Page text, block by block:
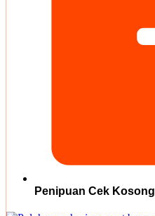
Penipuan Cek Kosong